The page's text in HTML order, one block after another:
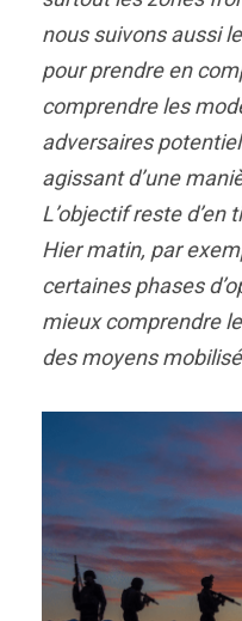
nous suivons aussi
pour prendre en
comprendre les
adversaires
agissant d’une
L’objectif reste
Hier matin, par
certaines phases
mieux comprendre
des moyens